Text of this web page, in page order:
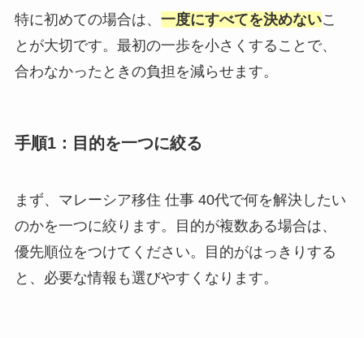
特に初めての場合は、 一度にすべてを決めないこ
とが大切です。最初の一歩を小さくすることで、
合わなかったときの負担を減らせます。
手順1：目的を一つに絞る
まず、マレーシア移住 仕事 40代で何を解決したい
のかを一つに絞ります。目的が複数ある場合は、
優先順位をつけてください。目的がはっきりする
と、必要な情報も選びやすくなります。